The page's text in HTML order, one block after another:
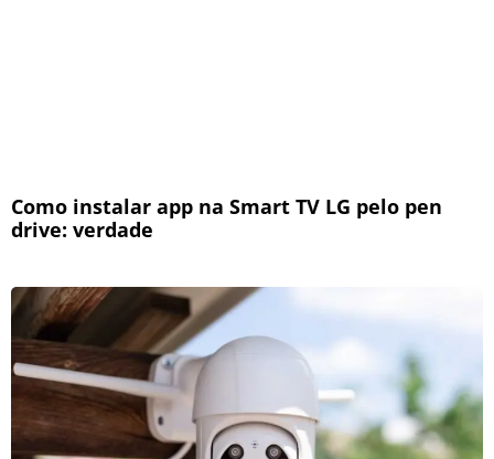
Como instalar app na Smart TV LG pelo pen
drive: verdade